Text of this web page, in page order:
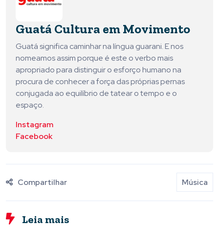
Guatá Cultura em Movimento
Guatá significa caminhar na língua guarani. E nos
nomeamos assim porque é este o verbo mais
apropriado para distinguir o esforço humano na
procura de conhecer a força das próprias pernas
conjugada ao equilíbrio de tatear o tempo e o
espaço.
Instagram
Facebook
Compartilhar Música
Leia mais